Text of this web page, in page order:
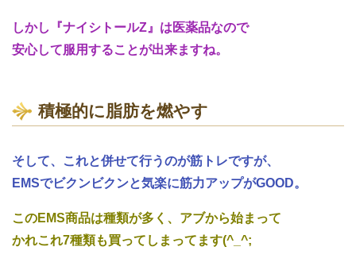
しかし『ナイシトールZ』は医薬品なので
安心して服用することが出来ますね。
積極的に脂肪を燃やす
そして、これと併せて行うのが筋トレですが、
EMSでビクンビクンと気楽に筋力アップがGOOD。
このEMS商品は種類が多く、アブから始まって
かれこれ7種類も買ってしまってます(^_^;